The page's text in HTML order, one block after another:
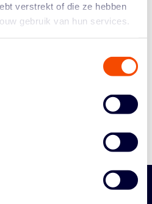
verstrekt of die ze hebben
gebruik van hun services.